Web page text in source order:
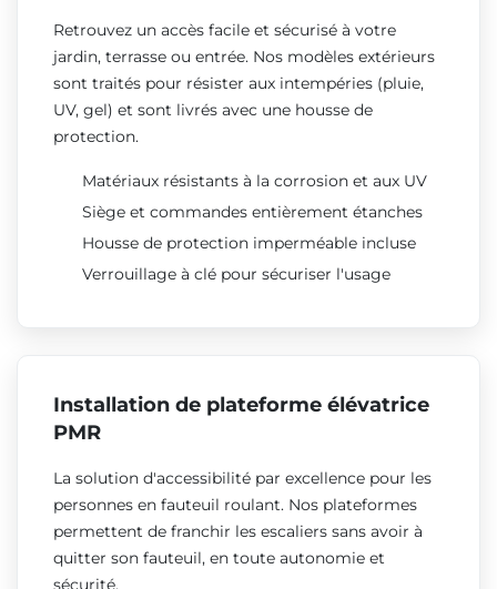
Retrouvez un accès facile et sécurisé à votre
jardin, terrasse ou entrée. Nos modèles extérieurs
sont traités pour résister aux intempéries (pluie,
UV, gel) et sont livrés avec une housse de
protection.
Matériaux résistants à la corrosion et aux UV
Siège et commandes entièrement étanches
Housse de protection imperméable incluse
Verrouillage à clé pour sécuriser l'usage
Installation de plateforme élévatrice
PMR
La solution d'accessibilité par excellence pour les
personnes en fauteuil roulant. Nos plateformes
permettent de franchir les escaliers sans avoir à
quitter son fauteuil, en toute autonomie et
sécurité.